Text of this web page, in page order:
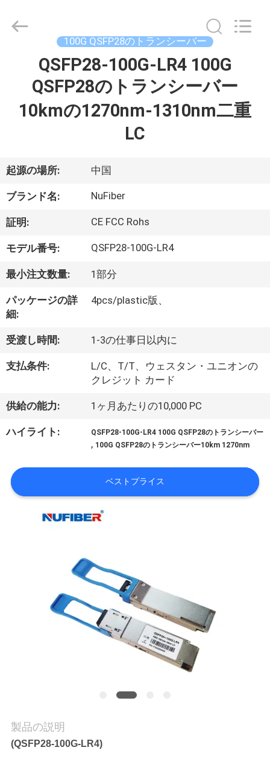
ク
ト
私
達
に
つ
い
て
工
場
行
絡
Shenzhen
Fivision
100G QSFP28のトランシーバー
QSFP28-100G-LR4 100G
QSFP28のトランシーバー
10kmの1270nm-1310nm二重
LC
起源の場所: 中国
ブランド名: NuFiber
証明: CE FCC Rohs
モデル番号: QSFP28-100G-LR4
最小注文数量: 1部分
パッケージの詳
細:
4pcs/plastic版、
受渡し時間: 1-3の仕事日以内に
支払条件:
L/C、T/T、ウェスタン・ユニオンの
クレジット カード
供給の能力: 1ヶ月あたりの10,000 PC
ハイライト: QSFP28-100G-LR4 100G QSFP28のトランシーバー
, 100G QSFP28のトランシーバー10km 1270nm
ベストプライス
製品の説明
(QSFP28-100G-LR4)